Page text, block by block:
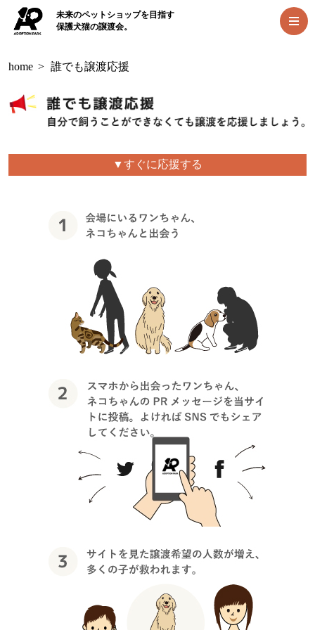
未来のペットショップを目指す
保護犬猫の譲渡会。
home > 誰でも譲渡応援
▼すぐに応援する